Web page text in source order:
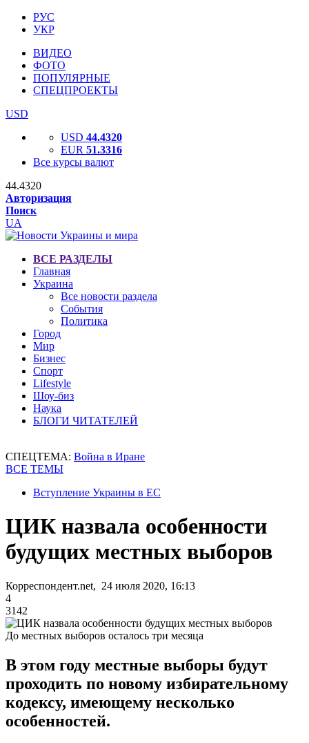
РУС
УКР
ВИДЕО
ФОТО
ПОПУЛЯРНЫЕ
СПЕЦПРОЕКТЫ
USD
USD 44.4320
EUR 51.3316
Все курсы валют
44.4320
Авторизация
Поиск
UA
ВСЕ РАЗДЕЛЫ
Главная
Украина
Все новости раздела
События
Политика
Город
Мир
Бизнес
Спорт
Lifestyle
Шоу-биз
Наука
БЛОГИ ЧИТАТЕЛЕЙ
СПЕЦТЕМА: Война в Иране
ВСЕ ТЕМЫ
Вступление Украины в ЕС
ЦИК назвала особенности
будущих местных выборов
Корреспондент.net, 24 июля 2020, 16:13
4
3142
До местных выборов осталось три месяца
В этом году местные выборы будут
проходить по новому избирательному
кодексу, имеющему несколько
особенностей.